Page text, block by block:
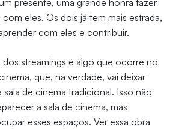
presente, uma grande honra fazer
eles. Os dois já tem mais estrada,
com eles e contribuir.
dos streamings é algo que ocorre no
que, na verdade, vai deixar
sala de cinema tradicional. Isso não
a sala de cinema, mas
esses espaços. Ver essa obra